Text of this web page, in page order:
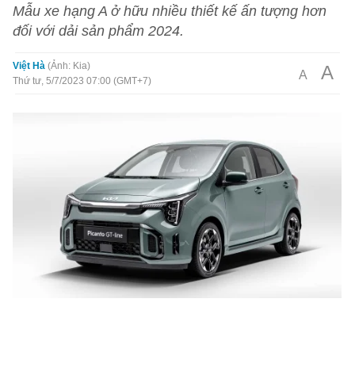
Mẫu xe hạng A ở hữu nhiều thiết kế ấn tượng hơn
đối với dải sản phẩm 2024.
Việt Hà Ảnh: Kia
Thứ tư, 5/7/2023 07:00 (GMT+7)
A A